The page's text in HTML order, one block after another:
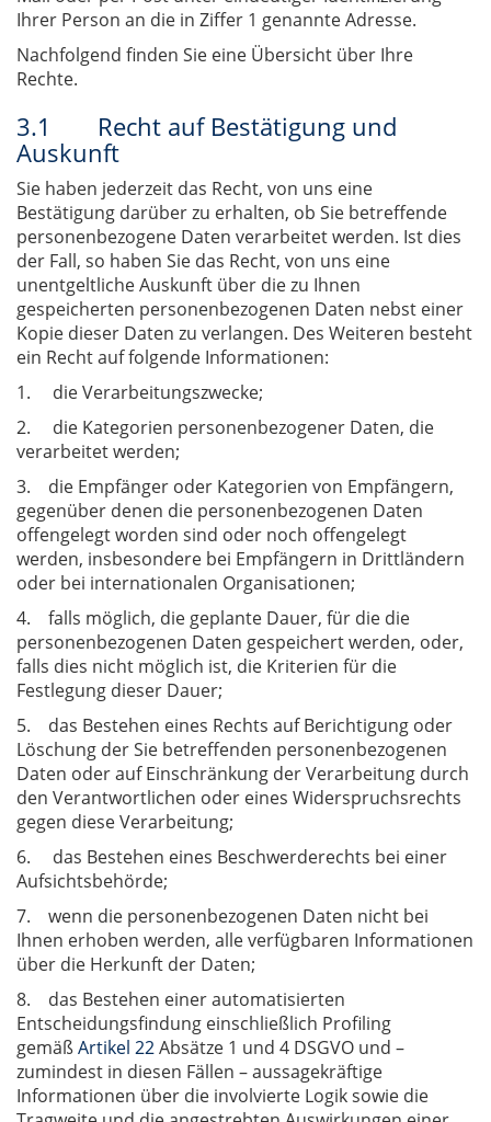
Ihrer Person an die in Ziffer 1 genannte Adresse.
Nachfolgend finden Sie eine Übersicht über Ihre
Rechte.
3.1 Recht auf Bestätigung und
Auskunft
Sie haben jederzeit das Recht, von uns eine
Bestätigung darüber zu erhalten, ob Sie betreffende
personenbezogene Daten verarbeitet werden. Ist dies
der Fall, so haben Sie das Recht, von uns eine
unentgeltliche Auskunft über die zu Ihnen
gespeicherten personenbezogenen Daten nebst einer
Kopie dieser Daten zu verlangen. Des Weiteren besteht
ein Recht auf folgende Informationen:
1. die Verarbeitungszwecke;
2. die Kategorien personenbezogener Daten, die
verarbeitet werden;
3. die Empfänger oder Kategorien von Empfängern,
gegenüber denen die personenbezogenen Daten
offengelegt worden sind oder noch offengelegt
werden, insbesondere bei Empfängern in Drittländern
oder bei internationalen Organisationen;
4. falls möglich, die geplante Dauer, für die die
personenbezogenen Daten gespeichert werden, oder,
falls dies nicht möglich ist, die Kriterien für die
Festlegung dieser Dauer;
5. das Bestehen eines Rechts auf Berichtigung oder
Löschung der Sie betreffenden personenbezogenen
Daten oder auf Einschränkung der Verarbeitung durch
den Verantwortlichen oder eines Widerspruchsrechts
gegen diese Verarbeitung;
6. das Bestehen eines Beschwerderechts bei einer
Aufsichtsbehörde;
7. wenn die personenbezogenen Daten nicht bei
Ihnen erhoben werden, alle verfügbaren Informationen
über die Herkunft der Daten;
8. das Bestehen einer automatisierten
Entscheidungsfindung einschließlich Profiling
gemäßArtikel 22Absätze 1 und 4 DSGVO und –
zumindest in diesen Fällen – aussagekräftige
Informationen über die involvierte Logik sowie die